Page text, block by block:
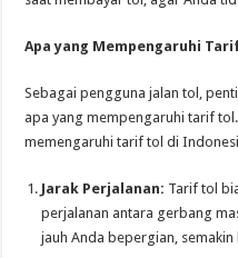
Apa yang Mempengaruhi
Sebagai pengguna jalan tol,
apa yang mempengaruhi tarif
memengaruhi tarif tol di
Jarak Perjalanan: Tarif tol
perjalanan antara gerbang
jauh Anda bepergian,